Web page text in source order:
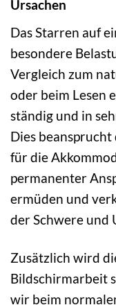
Ursachen
Das Starren auf
besondere
Vergleich zum
oder beim Lesen
ständig und in
Dies
für die
permanenter
ermüden und
der Schwere und
Zusätzlich wird
Bildschirmarbeit
wir beim